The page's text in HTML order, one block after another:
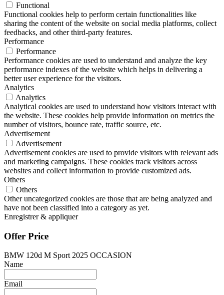
Functional
Functional cookies help to perform certain functionalities like
sharing the content of the website on social media platforms, collect
feedbacks, and other third-party features.
Performance
Performance
Performance cookies are used to understand and analyze the key
performance indexes of the website which helps in delivering a
better user experience for the visitors.
Analytics
Analytics
Analytical cookies are used to understand how visitors interact with
the website. These cookies help provide information on metrics the
number of visitors, bounce rate, traffic source, etc.
Advertisement
Advertisement
Advertisement cookies are used to provide visitors with relevant ads
and marketing campaigns. These cookies track visitors across
websites and collect information to provide customized ads.
Others
Others
Other uncategorized cookies are those that are being analyzed and
have not been classified into a category as yet.
Enregistrer & appliquer
Offer Price
BMW 120d M Sport 2025 OCCASION
Name
Email